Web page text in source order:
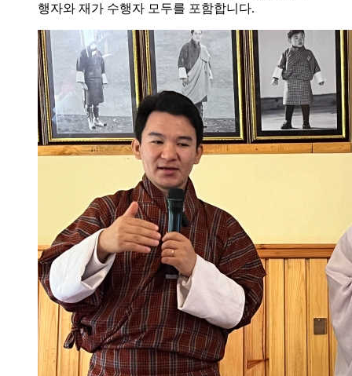
행자와 재가 수행자 모두를 포함합니다.